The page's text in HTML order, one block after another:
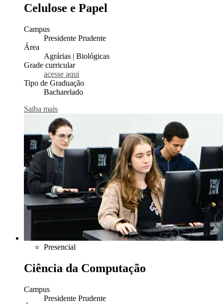
Celulose e Papel
Campus
Presidente Prudente
Área
Agrárias | Biológicas
Grade curricular
acesse aqui
Tipo de Graduação
Bacharelado
Saiba mais
Presencial
Ciência da Computação
Campus
Presidente Prudente